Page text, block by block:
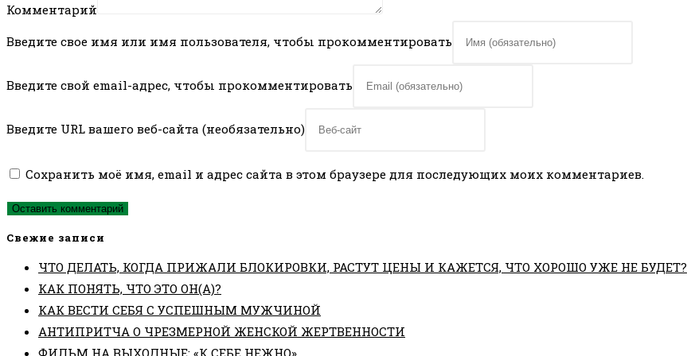
Комментарий
Введите свое имя или имя пользователя, чтобы прокомментировать
Введите свой email-адрес, чтобы прокомментировать
Введите URL вашего веб-сайта (необязательно)
Сохранить моё имя, email и адрес сайта в этом браузере для последующих моих комментариев.
Свежие записи
ЧТО ДЕЛАТЬ, КОГДА ПРИЖАЛИ БЛОКИРОВКИ, РАСТУТ ЦЕНЫ И КАЖЕТСЯ, ЧТО ХОРОШО УЖЕ НЕ БУДЕТ?
КАК ПОНЯТЬ, ЧТО ЭТО ОН(А)?
КАК ВЕСТИ СЕБЯ С УСПЕШНЫМ МУЖЧИНОЙ
АНТИПРИТЧА О ЧРЕЗМЕРНОЙ ЖЕНСКОЙ ЖЕРТВЕННОСТИ
ФИЛЬМ НА ВЫХОДНЫЕ: «К СЕБЕ НЕЖНО»